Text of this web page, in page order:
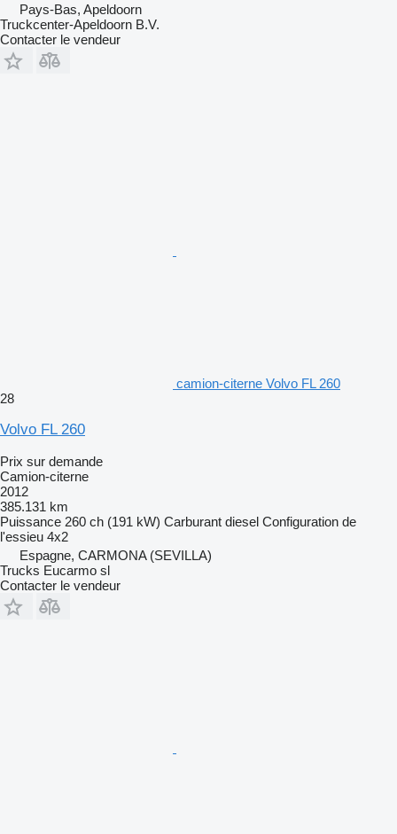
Pays-Bas, Apeldoorn
Truckcenter-Apeldoorn B.V.
Contacter le vendeur
camion-citerne Volvo FL 260
28
Volvo FL 260
Prix sur demande
Camion-citerne
2012
385.131 km
Puissance 260 ch (191 kW) Carburant diesel Configuration de
l'essieu 4x2
Espagne, CARMONA (SEVILLA)
Trucks Eucarmo sl
Contacter le vendeur